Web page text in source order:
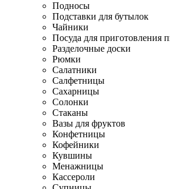
Подносы
Подставки для бутылок
Чайники
Посуда для приготовления
Разделочные доски
Рюмки
Салатники
Салфетницы
Сахарницы
Солонки
Стаканы
Вазы для фруктов
Конфетницы
Кофейники
Кувшины
Менажницы
Кассероли